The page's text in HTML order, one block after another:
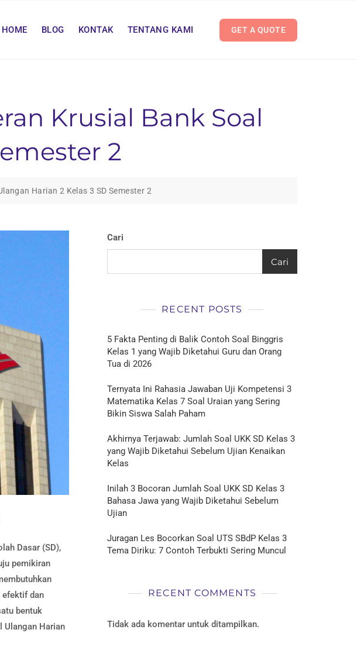
HOME BLOG KONTAK TENTANG KAMI GET A QUOTE
Krusial Bank Soal
2
Harian 2 Kelas 3 SD Semester 2
Dasar (SD),
pemikiran
efektif dan
bentuk
Ulangan Harian
Cari
Cari
RECENT POSTS
5 Fakta Penting di Balik Contoh Soal Binggris
Kelas 1 yang Wajib Diketahui Guru dan Orang
Tua di 2026
Ternyata Ini Rahasia Jawaban Uji Kompetensi 3
Matematika Kelas 7 Soal Uraian yang Sering
Bikin Siswa Salah Paham
Akhirnya Terjawab: Jumlah Soal UKK SD Kelas 3
yang Wajib Diketahui Sebelum Ujian Kenaikan
Kelas
Inilah 3 Bocoran Jumlah Soal UKK SD Kelas 3
Bahasa Jawa yang Wajib Diketahui Sebelum
Ujian
Juragan Les Bocorkan Soal UTS SBdP Kelas 3
Tema Diriku: 7 Contoh Terbukti Sering Muncul
RECENT COMMENTS
Tidak ada komentar untuk ditampilkan.